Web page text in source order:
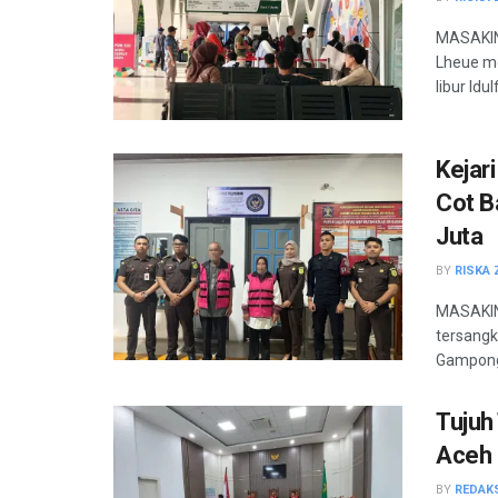
Lheue
libur
Cot
Juta
BY RISKA
Aceh
BY